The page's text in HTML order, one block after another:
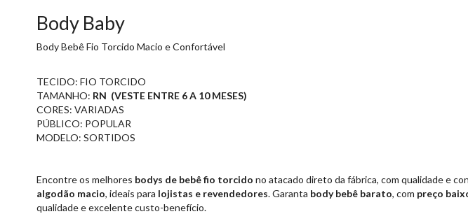
Body Baby
Body Bebê Fio Torcido Macio e Confortável
TECIDO: FIO TORCIDO
TAMANHO: RN (VESTE ENTRE 6 A 10 MESES)
CORES: VARIADAS
PÚBLICO: POPULAR
MODELO: SORTIDOS
Encontre os melhores bodys de bebê fio torcido no atacado direto da fábrica, com qualidade e
algodão macio, ideais para lojistas e revendedores. Garanta body bebê barato, com preço
qualidade e excelente custo-benefício.